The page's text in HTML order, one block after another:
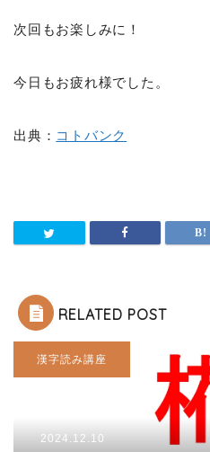
次回もお楽しみに！
今日もお疲れ様でした。
出典： コトバンク
RELATED POST
漢字読み講座
2024.12.10